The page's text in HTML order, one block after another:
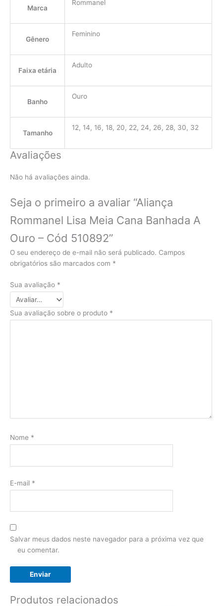
Marca
Rommanel
Gênero
Feminino
Faixa etária
Adulto
Banho
Ouro
Tamanho
12, 14, 16, 18, 20, 22, 24, 26, 28, 30, 32
Avaliações
Não há avaliações ainda.
Seja o primeiro a avaliar “Aliança
Rommanel Lisa Meia Cana Banhada A
Ouro – Cód 510892”
O seu endereço de e-mail não será publicado. Campos
obrigatórios são marcados com *
Sua avaliação *
Sua avaliação sobre o produto *
Nome *
E-mail *
Salvar meus dados neste navegador para a próxima vez que
eu comentar.
Produtos relacionados